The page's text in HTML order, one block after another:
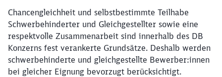
Chancengleichheit und selbstbestimmte Teilhabe
Schwerbehinderter und Gleichgestellter sowie eine
respektvolle Zusammenarbeit sind innerhalb des DB
Konzerns fest verankerte Grundsätze. Deshalb werden
schwerbehinderte und gleichgestellte Bewerber:innen
bei gleicher Eignung bevorzugt berücksichtigt.